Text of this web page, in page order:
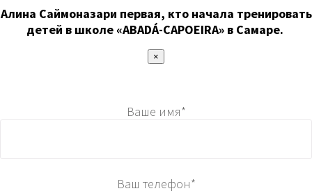
Алина Саймоназари первая, кто начала тренировать
детей в школе «ABADÁ-CAPOEIRA» в Самаре.
×
Ваше имя*
Ваш телефон*